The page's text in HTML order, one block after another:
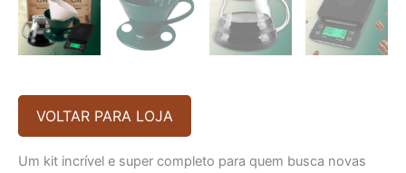
VOLTAR PARA LOJA
Um kit incrível e super completo para quem busca novas